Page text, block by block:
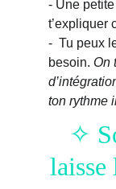
- Une petite
t’expliquer
-  Tu peux
besoin. On
ton rythme
✧
laisse